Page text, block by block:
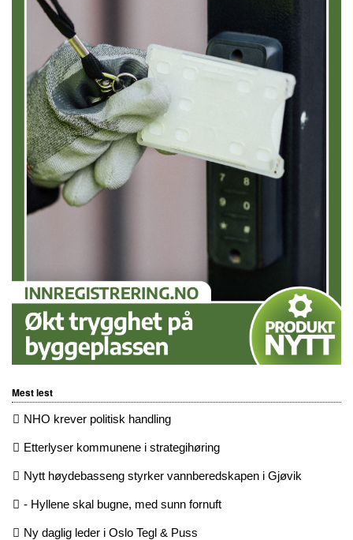
Mest lest
NHO krever politisk handling
Etterlyser kommunene i strategihøring
Nytt høydebasseng styrker vannberedskapen i Gjøvik
- Hyllene skal bugne, med sunn fornuft
Ny daglig leder i Oslo Tegl & Puss